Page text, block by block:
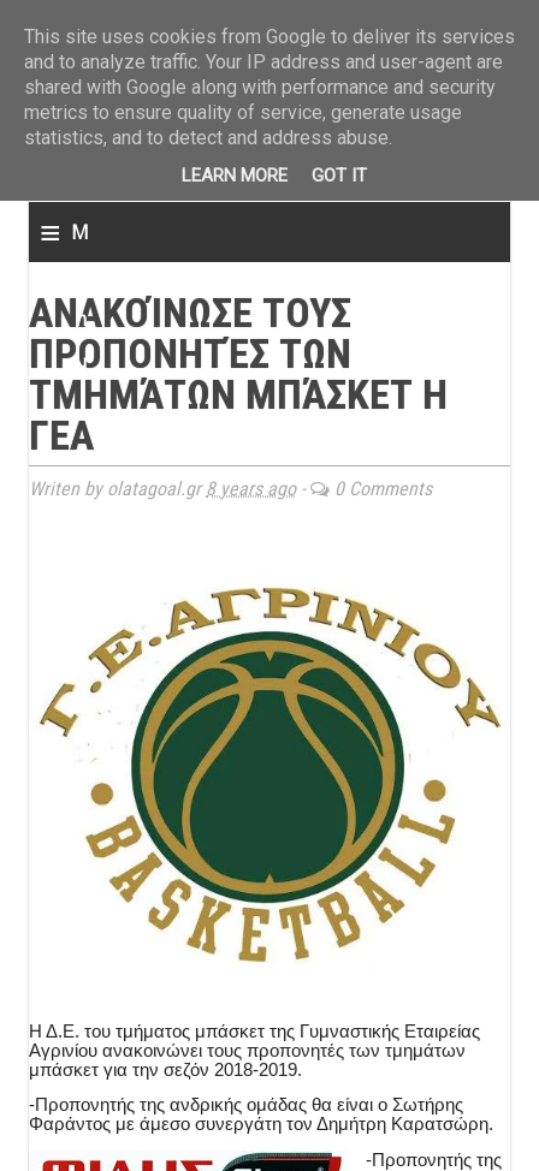
≡ M
n
u
ΑΝΑΚΟΊΝΩΣΕ ΤΟΥΣ
ΠΡΟΠΟΝΗΤΈΣ ΤΩΝ
ΤΜΗΜΆΤΩΝ ΜΠΆΣΚΕΤ Η
ΓΕΑ
Writen by olatagoal.gr8 years ago- 0 Comments
Η Δ.Ε. του τμήματος μπάσκετ της Γυμναστικής Εταιρείας
Αγρινίου ανακοινώνει τους προπονητές των τμημάτων
μπάσκετ για την σεζόν 2018-2019.
-Προπονητής της ανδρικής ομάδας θα είναι ο Σωτήρης
Φαράντος με άμεσο συνεργάτη τον Δημήτρη Καρατσώρη.
-Προπονητής της
This site uses cookies from Google to deliver its services
and to analyze traffic. Your IP address and user-agent are
shared with Google along with performance and security
metrics to ensure quality of service, generate usage
statistics, and to detect and address abuse.
LEARN MORE GOT IT